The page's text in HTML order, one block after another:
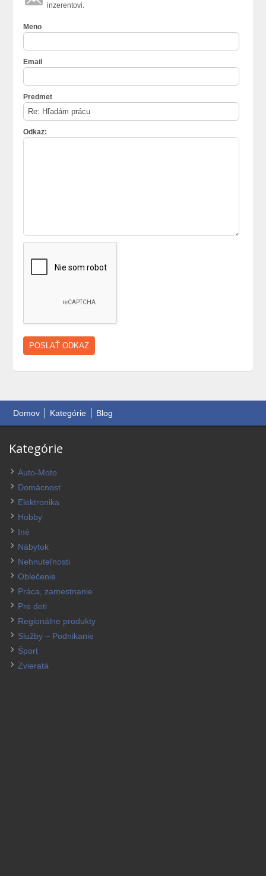
inzerentovi.
Meno
Email
Predmet
Odkaz:
Domov Kategórie Blog
Kategórie
Auto-Moto
Domácnosť
Elektronika
Hobby
Iné
Nábytok
Nehnuteľnosti
Oblečenie
Práca, zamestnanie
Pre deti
Regionálne produkty
Služby – Podnikanie
Šport
Zvieratá